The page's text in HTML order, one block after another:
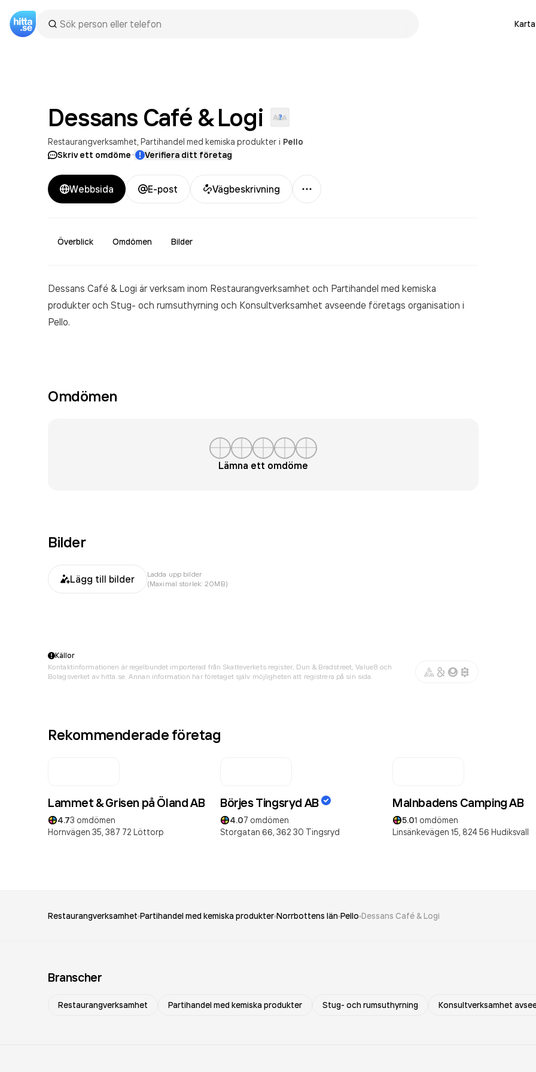
Karta
Dessans Café & Logi
Restaurangverksamhet Partihandel med kemiska produkter i Pello
Skriv ett omdöme· Verifiera ditt företag
Webbsida E-post Vägbeskrivning
Mer
Överblick Omdömen Bilder
Dessans Café & Logi är verksam inom Restaurangverksamhet och Partihandel med kemiska
produkter och Stug- och rumsuthyrning och Konsultverksamhet avseende företags organisation i
Pello.
Omdömen
Lämna ett omdöme
Bilder
Lägg till bilder
Ladda upp bilder
(Maximal storlek: 20MB)
Källor
Kontaktinformationen är regelbundet importerad från Skatteverkets register, Dun & Bradstreet, Value8 och
Bolagsverket av hitta.se. Annan information har företaget själv möjligheten att registrera på sin sida.
Rekommenderade företag
Lammet & Grisen på Öland AB
4.73 omdömen
Hornvägen 35, 387 72 Löttorp
Börjes Tingsryd AB
4.07 omdömen
Storgatan 66, 362 30 Tingsryd
Malnbadens Camping AB
5.01 omdömen
Linsänkevägen 15, 824 56 Hudiksvall
Restaurangverksamhet Partihandel med kemiska produkter Norrbottens län Pello Dessans Café & Logi
Branscher
Restaurangverksamhet Partihandel med kemiska produkter Stug- och rumsuthyrning Konsultverksamhet